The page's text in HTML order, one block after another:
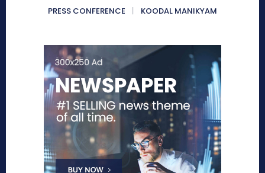
PRESS CONFERENCE
KOODAL MANIKYAM